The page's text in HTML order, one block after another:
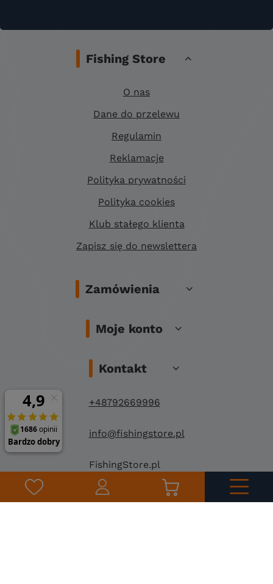
Fishing Store
O nas
Dane do przelewu
Regulamin
Reklamacje
Polityka prywatności
Polityka cookies
Klub stałego klienta
Zapisz się do newslettera
Zamówienia
Moje konto
Kontakt
+48792669996
info@fishingstore.pl
FishingStore.pl
Kuznocin 1